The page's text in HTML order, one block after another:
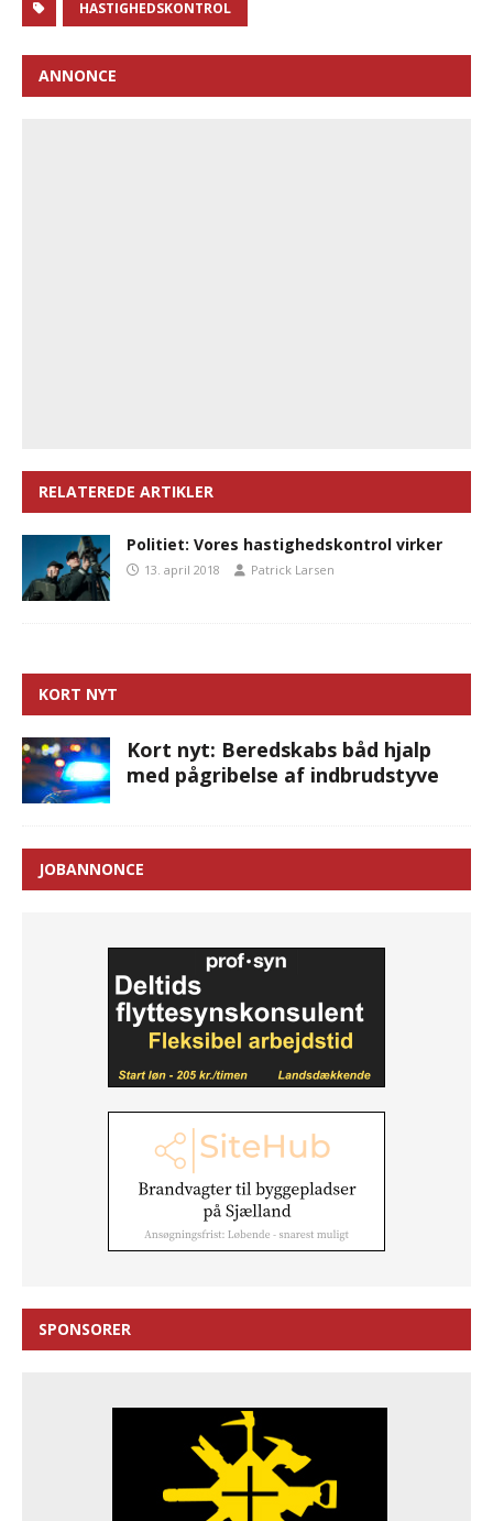
HASTIGHEDSKONTROL
ANNONCE
RELATEREDE ARTIKLER
Politiet: Vores hastighedskontrol virker
13. april 2018 Patrick Larsen
KORT NYT
Kort nyt: Beredskabs båd hjalp
med pågribelse af indbrudstyve
JOBANNONCE
SPONSORER